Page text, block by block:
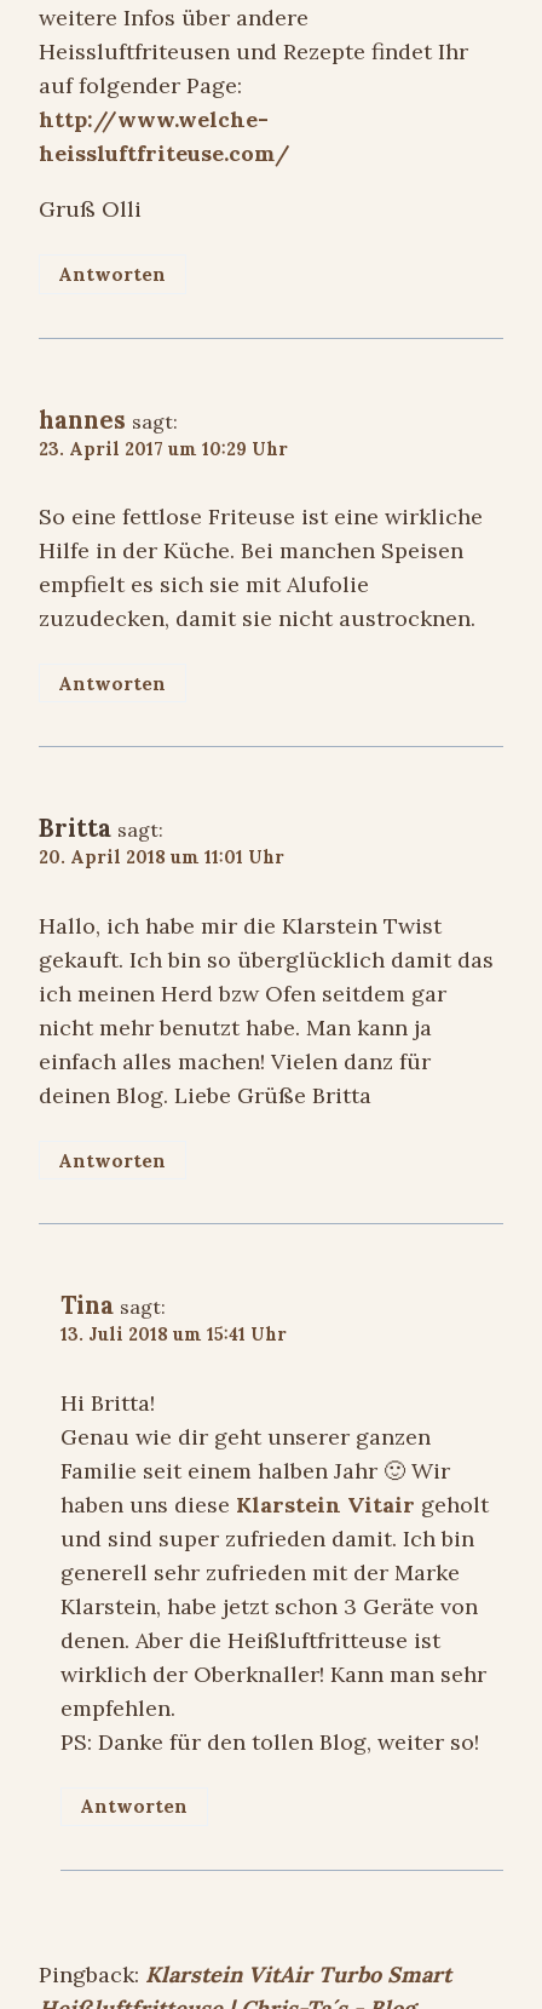
weitere Infos über andere
Heissluftfriteusen und Rezepte findet Ihr
auf folgender Page:
http://www.welche-
heissluftfriteuse.com/
Gruß Olli
Antworten
hannes sagt:
23. April 2017 um 10:29 Uhr
So eine fettlose Friteuse ist eine wirkliche
Hilfe in der Küche. Bei manchen Speisen
empfielt es sich sie mit Alufolie
zuzudecken, damit sie nicht austrocknen.
Antworten
Britta sagt:
20. April 2018 um 11:01 Uhr
Hallo, ich habe mir die Klarstein Twist
gekauft. Ich bin so überglücklich damit das
ich meinen Herd bzw Ofen seitdem gar
nicht mehr benutzt habe. Man kann ja
einfach alles machen! Vielen danz für
deinen Blog. Liebe Grüße Britta
Antworten
Tina sagt:
13. Juli 2018 um 15:41 Uhr
Hi Britta!
Genau wie dir geht unserer ganzen
Familie seit einem halben Jahr 🙂 Wir
haben uns diese Klarstein Vitair geholt
und sind super zufrieden damit. Ich bin
generell sehr zufrieden mit der Marke
Klarstein, habe jetzt schon 3 Geräte von
denen. Aber die Heißluftfritteuse ist
wirklich der Oberknaller! Kann man sehr
empfehlen.
PS: Danke für den tollen Blog, weiter so!
Antworten
Pingback: Klarstein VitAir Turbo Smart